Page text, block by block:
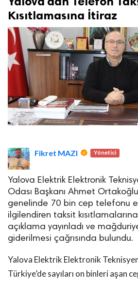
Kısıtlamasına İtiraz
Fikret MAZI Yönetici
Yalova Elektrik Elektronik
Odası Başkanı Ahmet
genelinde 70 bin cep telefonu
ilgilendiren taksit
açıklama yayınladı ve
giderilmesi çağrısında bulundu.
Yalova Elektrik Elektronik
Türkiye’de sayıları on binleri aşan